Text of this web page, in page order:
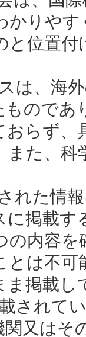
かりや
と位置
は、海
のであ
らず、
また、
れた情
に掲載
の内容
とは不
ま掲載し
されて
関又はそ